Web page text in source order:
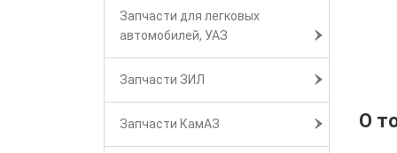
Запчасти для легковых
автомобилей, УАЗ
Запчасти ЗИЛ
Запчасти КамАЗ О